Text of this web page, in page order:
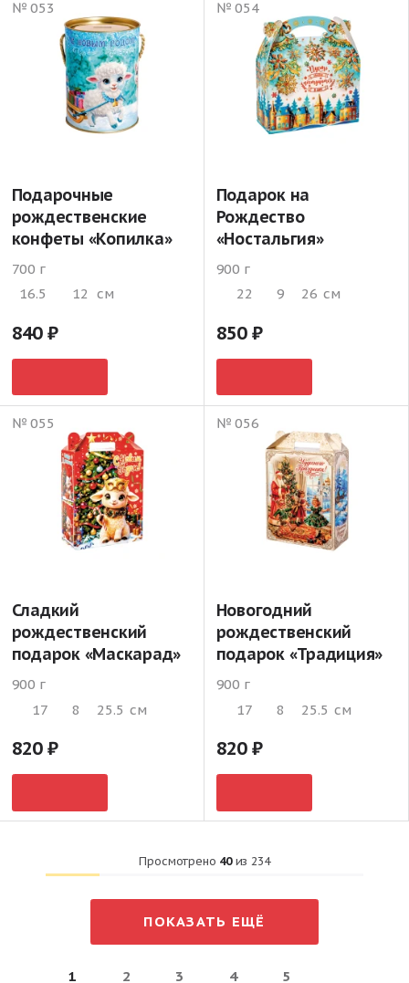
№ 053
Подарочные
рождественские
конфеты «Копилка»
700 г
16.5
12 см
840
№ 054
Подарок на
Рождество
«Ностальгия»
900 г
22
9 26 см
850
№ 055
Сладкий
рождественский
подарок «Маскарад»
900 г
17
8 25.5 см
820
№ 056
Новогодний
рождественский
подарок «Традиция»
900 г
17
8 25.5 см
820
Просмотрено 40из 234
ПОКАЗАТЬ ЕЩЁ
1 2 3 4 5